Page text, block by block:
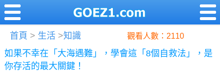
首頁 > 生活 >知識 觀看人數：2110
如果不幸在「大海遇難」，學會這「8個自救法」，是
你存活的最大關鍵！